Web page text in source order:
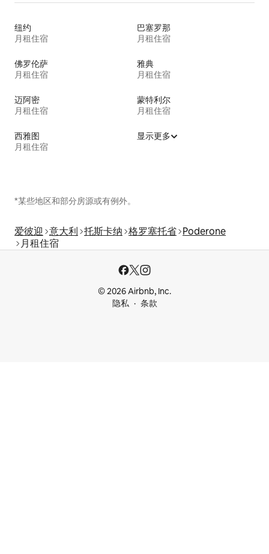
纽约
月租住宿
巴塞罗那
月租住宿
佛罗伦萨
月租住宿
雅典
月租住宿
迈阿密
月租住宿
蒙特利尔
月租住宿
西雅图
月租住宿
显示更多
*某些地区和部分房源或有例外。
爱彼迎 意大利 托斯卡纳 格罗塞托省 Poderone
月租住宿
© 2026 Airbnb, Inc.
隐私
条款